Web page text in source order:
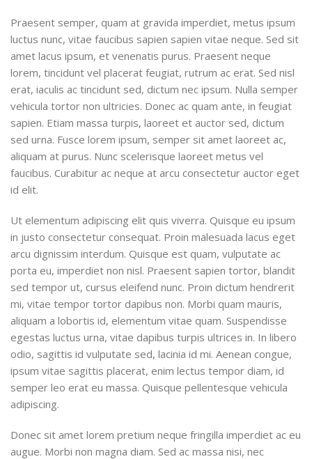
Praesent semper, quam at gravida imperdiet, metus ipsum
luctus nunc, vitae faucibus sapien sapien vitae neque. Sed sit
amet lacus ipsum, et venenatis purus. Praesent neque
lorem, tincidunt vel placerat feugiat, rutrum ac erat. Sed nisl
erat, iaculis ac tincidunt sed, dictum nec ipsum. Nulla semper
vehicula tortor non ultricies. Donec ac quam ante, in feugiat
sapien. Etiam massa turpis, laoreet et auctor sed, dictum
sed urna. Fusce lorem ipsum, semper sit amet laoreet ac,
aliquam at purus. Nunc scelerisque laoreet metus vel
faucibus. Curabitur ac neque at arcu consectetur auctor eget
id elit.
Ut elementum adipiscing elit quis viverra. Quisque eu ipsum
in justo consectetur consequat. Proin malesuada lacus eget
arcu dignissim interdum. Quisque est quam, vulputate ac
porta eu, imperdiet non nisl. Praesent sapien tortor, blandit
sed tempor ut, cursus eleifend nunc. Proin dictum hendrerit
mi, vitae tempor tortor dapibus non. Morbi quam mauris,
aliquam a lobortis id, elementum vitae quam. Suspendisse
egestas luctus urna, vitae dapibus turpis ultrices in. In libero
odio, sagittis id vulputate sed, lacinia id mi. Aenean congue,
ipsum vitae sagittis placerat, enim lectus tempor diam, id
semper leo erat eu massa. Quisque pellentesque vehicula
adipiscing.
Donec sit amet lorem pretium neque fringilla imperdiet ac eu
augue. Morbi non magna diam. Sed ac massa nisi, nec